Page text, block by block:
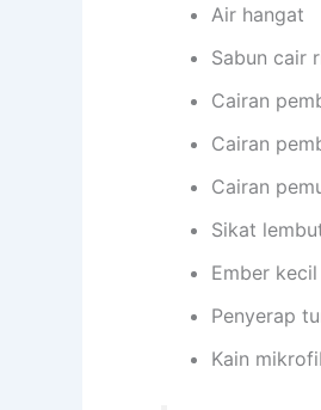
Air hangat
Sabun cair
Cairan
Cairan
Cairan
Sikat
Ember kecil
Penyerap
Kain